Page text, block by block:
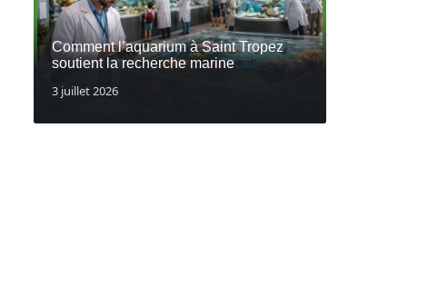
Comment l’aquarium à Saint Tropez
soutient la recherche marine
3 juillet 2026